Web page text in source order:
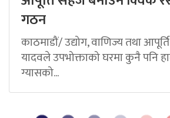
गठन
काठमाडौं/ उद्योग, वाणिज्य तथा आपूर्ति
यादवले उपभोक्ताको घरमा कुनै पनि
ग्यासको...